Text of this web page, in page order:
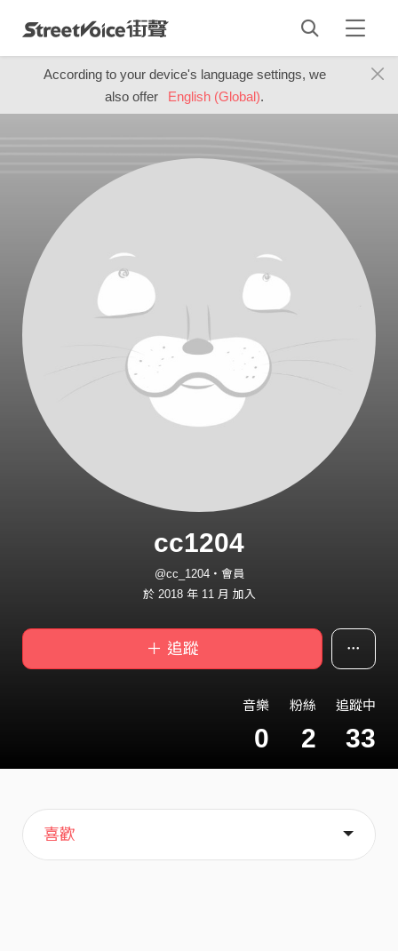
According to your device's language settings, we
also offer
English (Global).
cc1204
@cc_1204・會員
於 2018 年 11 月 加入
＋ 追蹤
音樂
0
粉絲
2
追蹤中
33
主頁
歌單
喜歡
關於